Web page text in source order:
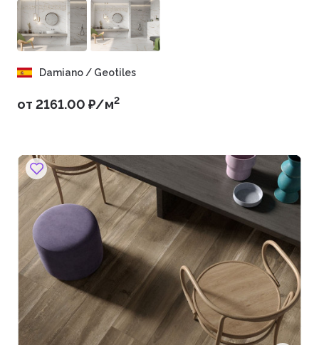
Damiano / Geotiles
от 2161.00 ₽/м2